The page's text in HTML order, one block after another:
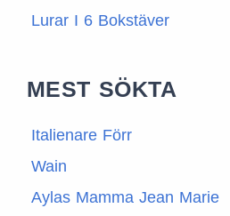
Lurar I 6 Bokstäver
MEST SÖKTA
Italienare Förr
Wain
Aylas Mamma Jean Marie